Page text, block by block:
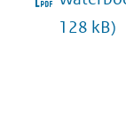
128 kB)